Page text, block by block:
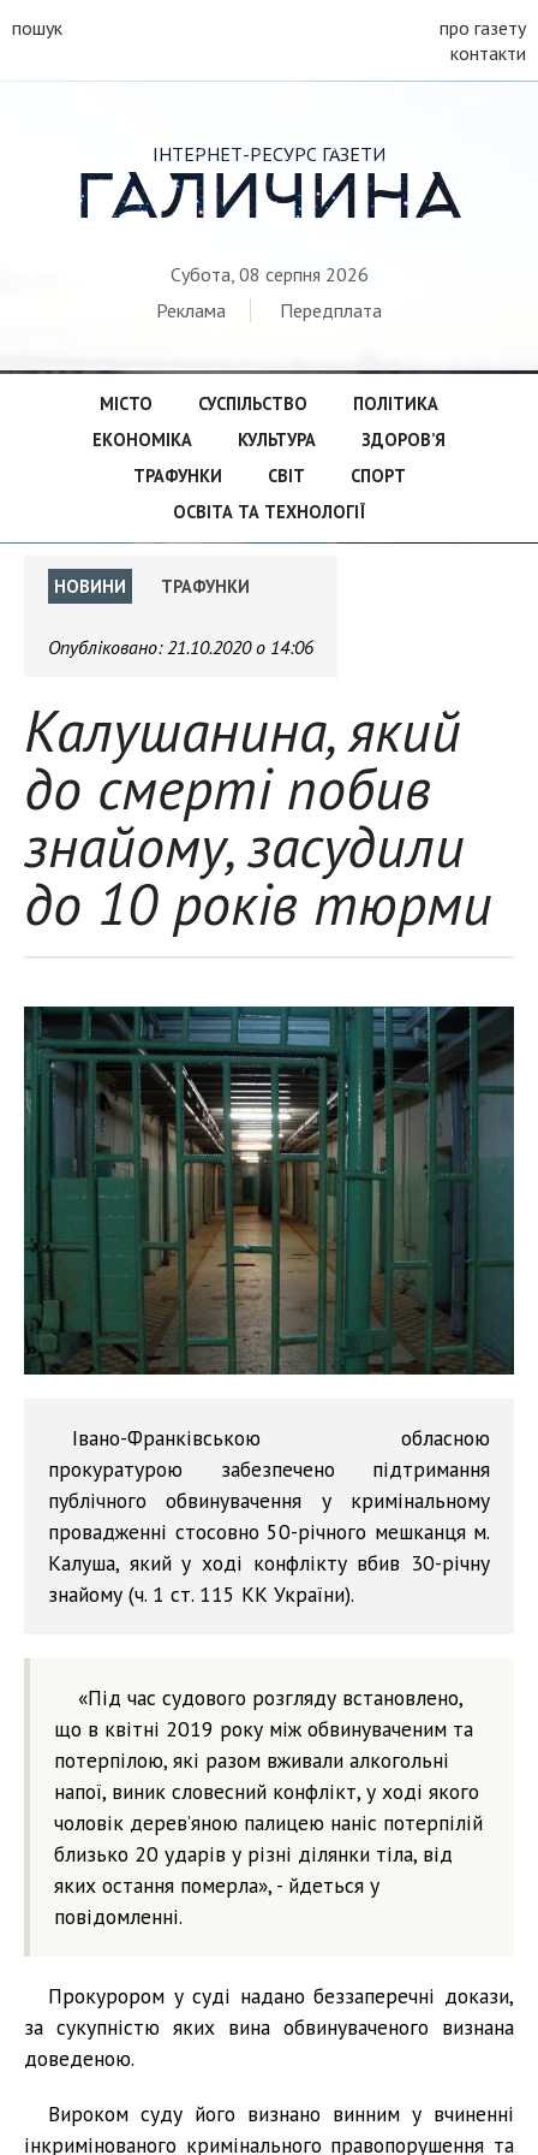
пошук
про газету
контакти
ІНТЕРНЕТ-РЕСУРС ГАЗЕТИ
ГАЛИЧИНА
Субота, 08 серпня 2026
Реклама
Передплата
МІСТО СУСПІЛЬСТВО
ПОЛІТИКА
ЕКОНОМІКА
КУЛЬТУРА
ЗДОРОВ’Я
ТРАФУНКИ
СВІТ
СПОРТ
ОСВІТА ТА ТЕХНОЛОГІЇ
НОВИНИ ТРАФУНКИ
Опубліковано:21.10.2020 о 14:06
Калушанина, який
до смерті побив
знайому, засудили
до 10 років тюрми
Івано-Франківською обласною
прокуратурою забезпечено підтримання
публічного обвинувачення у кримінальному
провадженні стосовно 50-річного мешканця м.
Калуша, який у ході конфлікту вбив 30-річну
знайому (ч. 1 ст. 115 КК України).
«Під час судового розгляду встановлено,
що в квітні 2019 року між обвинуваченим та
потерпілою, які разом вживали алкогольні
напої, виник словесний конфлікт, у ході якого
чоловік дерев’яною палицею наніс потерпілій
близько 20 ударів у різні ділянки тіла, від
яких остання померла», - йдеться у
повідомленні.
Прокурором у суді надано беззаперечні докази,
за сукупністю яких вина обвинуваченого визнана
доведеною.
Вироком суду його визнано винним у вчиненні
інкримінованого кримінального правопорушення та